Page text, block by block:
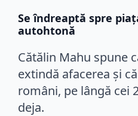
Se îndreaptă spre
autohtonă
Cătălin Mahu spune
extindă afacerea și
români, pe lângă cei
deja.